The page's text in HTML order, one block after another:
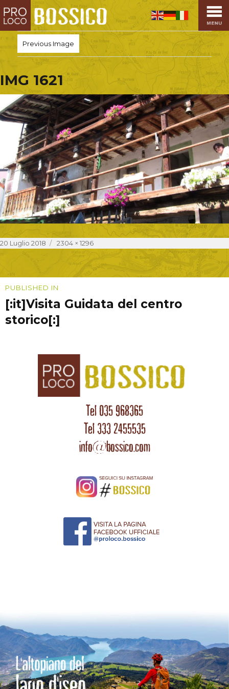
HOME
PRO LOCO
L’ALTOPIANO
PROMOZIONI
ASSOCIAZIONI
SPORT
OSPITALITÀ
SAPORI TIPICI
ARTE E CULTURA
COMMERCIO
DINTORNI
CONTATTI
Previous Image
IMG 1621
Posted
20 Luglio 2018
Full
2304 × 1296
Navigazione
articoli
PUBLISHED IN
[:it]Visita Guidata del centro
storico[:]
Tel 035 968365
Tel 333 2455535
info@bossico.com